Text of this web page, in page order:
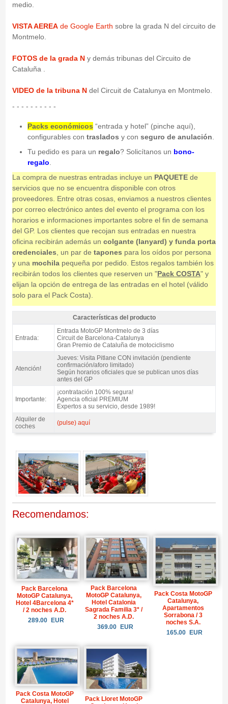
medio.
VISTA AEREAde Google Earth sobre la grada N del circuito de
Montmelo.
FOTOS de la grada Ny demás tribunas del Circuito de
Cataluña .
VIDEO de la tribuna Ndel Circuit de Catalunya en Montmelo.
- - - - - - - - - -
Packs económicos “entrada y hotel” (pinche aquí),
configurables con traslados y con seguro de anulación
Tu pedido es para un regalo? Solicítanos un bono-
regalo
La compra de nuestras entradas incluye un PAQUETEde
servicios que no se encuentra disponible con otros
proveedores. Entre otras cosas, enviamos a nuestros clientes
por correo electrónico antes del evento el programa con los
horarios e informaciones importantes sobre el fin de semana
del GP. Los clientes que recojan sus entradas en nuestra
oficina recibirán además un colgante (lanyard) y funda porta
credenciales , un par de tapones para los oídos por persona
y una mochilapequeña por pedido. Estos regalos también los
recibirán todos los clientes que reserven un "Pack COSTA" y
elijan la opción de entrega de las entradas en el hotel (válido
solo para el Pack Costa).
Entrada MotoGP Tribuna N, GP Catalunya 2027 - Características del
producto
Características del producto
Entrada:
Entrada MotoGP Montmelo de 3 días
Circuit de Barcelona-Catalunya
Gran Premio de Cataluña de motociclismo
Atención!
Jueves: Visita Pitlane CON invitación (pendiente
confirmación/aforo limitado)
Según horarios oficiales que se publican unos días
antes del GP
Importante:
¡contratación 100% segura!
Agencia oficial PREMIUM
Expertos a su servicio, desde 1989!
Alquiler de
coches
(pulse) aquí
Recomendamos:
Pack Barcelona
MotoGP Catalunya,
Hotel 4Barcelona 4*
/ 2 noches A.D.
289.00 EUR
Pack Barcelona
MotoGP Catalunya,
Hotel Catalonia
Sagrada Familia 3* /
2 noches A.D.
369.00
EUR
Pack Costa MotoGP
Catalunya,
Apartamentos
Sorrabona / 3
noches S.A.
165.00 EUR
Pack Costa MotoGP
Catalunya, Hotel
Pack Lloret MotoGP